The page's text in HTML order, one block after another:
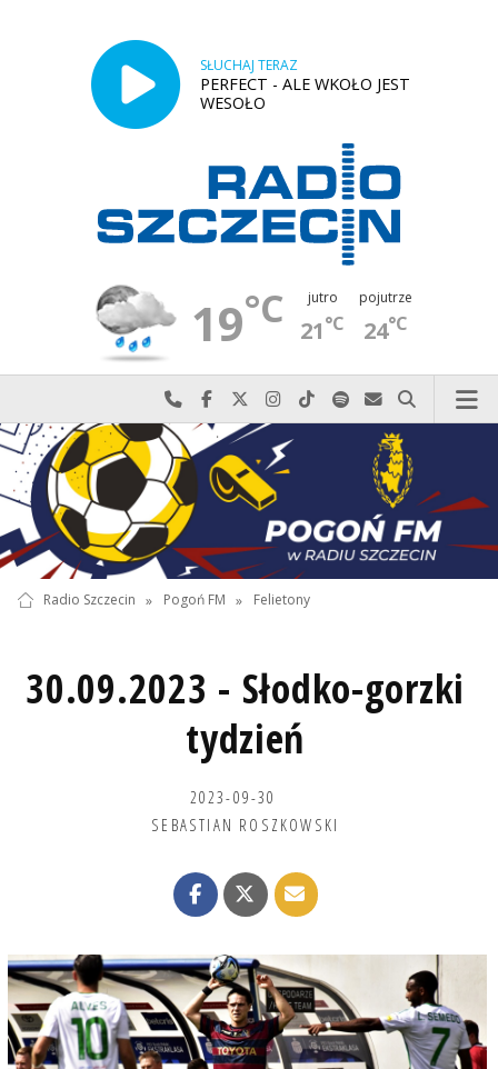
SŁUCHAJ TERAZ
PERFECT - ALE WKOŁO JEST
WESOŁO
19°C jutro
21°C
pojutrze
24°C
Najlepiej po prostu do nas zadzwoń
Odwiedź nas na Facebook-u
Odwiedź nas na X
Odwiedź nas na Instagram-ie
Odwiedź nas na TikTok-u
Szukaj nas na Spotify
Wyślij do nas
Szukaj
Radio Szczecin » Pogoń FM » Felietony
30.09.2023 - Słodko-gorzki
tydzień
2023-09-30
SEBASTIAN ROSZKOWSKI